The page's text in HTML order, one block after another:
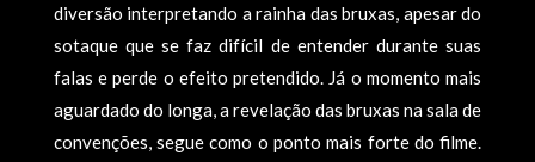
diversão interpretando a rainha das bruxas, apesar do
sotaque que se faz difícil de entender durante suas
falas e perde o efeito pretendido. Já o momento mais
aguardado do longa, a revelação das bruxas na sala de
convenções, segue como o ponto mais forte do filme.